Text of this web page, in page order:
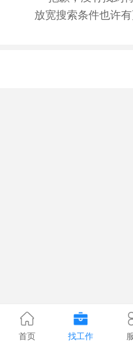
放宽搜索条件也许
首页 找工作